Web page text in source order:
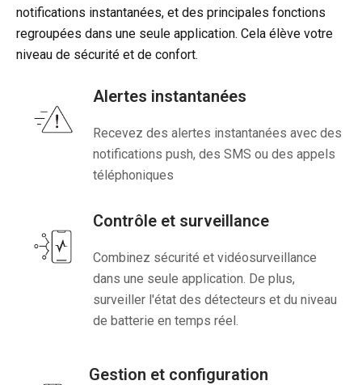
notifications instantanées, et des principales fonctions
regroupées dans une seule application. Cela élève votre
niveau de sécurité et de confort.
Alertes instantanées
Recevez des alertes instantanées avec des
notifications push, des SMS ou des appels
téléphoniques
Contrôle et surveillance
Combinez sécurité et vidéosurveillance
dans une seule application. De plus,
surveiller l'état des détecteurs et du niveau
de batterie en temps réel.
Gestion et configuration